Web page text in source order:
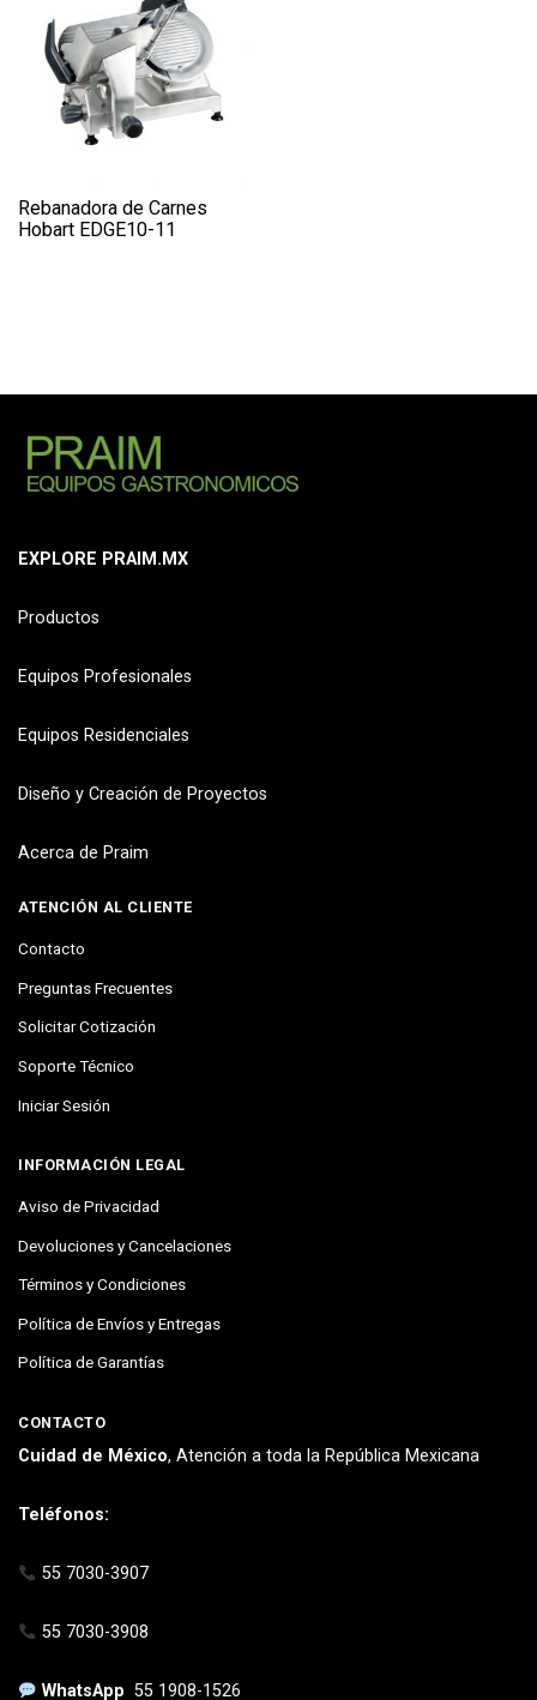
Rebanadora de Carnes
Hobart EDGE10-11
EXPLORE PRAIM.MX
Productos
Equipos Profesionales
Equipos Residenciales
Diseño y Creación de Proyectos
Acerca de Praim
ATENCIÓN AL CLIENTE
Contacto
Preguntas Frecuentes
Solicitar Cotización
Soporte Técnico
Iniciar Sesión
INFORMACIÓN LEGAL
Aviso de Privacidad
Devoluciones y Cancelaciones
Términos y Condiciones
Política de Envíos y Entregas
Política de Garantías
CONTACTO
Cuidad de México, Atención a toda la República Mexicana
Teléfonos:
55 7030-3907
55 7030-3908
WhatsApp55 1908-1526